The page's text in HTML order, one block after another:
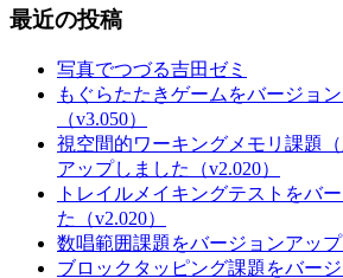
最近の投稿
写真でつづる吉田ゼミ
もぐらたたきゲームをバージョ
（v3.050）
視空間的ワーキングメモリ課題
アップしました（v2.020）
トレイルメイキングテストをバ
た（v2.020）
数唱範囲課題をバージョンアップ
ブロックタッピング課題をバー